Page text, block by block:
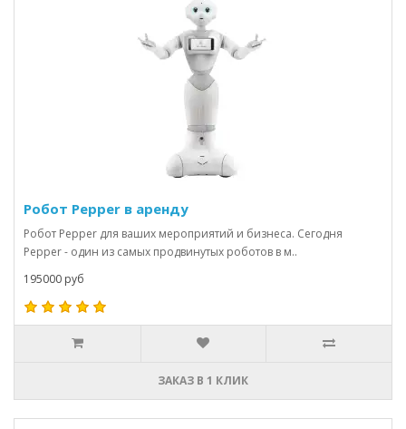
Робот Pepper в аренду
Робот Pepper для ваших мероприятий и бизнеса. Сегодня
Pepper - один из самых продвинутых роботов в м..
195000 руб
ЗАКАЗ В 1 КЛИК